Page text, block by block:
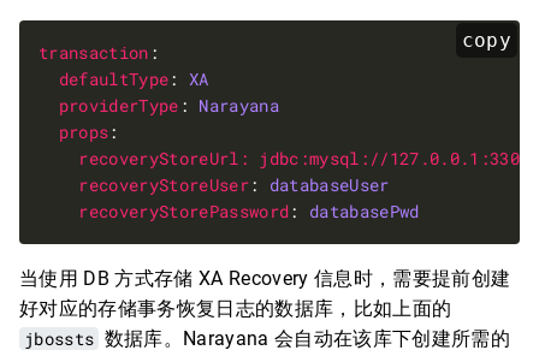
copy
transaction
defaultType: XA
providerType : Narayana
props
recoveryStoreUrl: jdbc:mysql://127.0.0.1:3306/
recoveryStoreUser: databaseUser
recoveryStorePassword: databasePwd
当使用 DB 方式存储 XA Recovery 信息时，需要提前创建
好对应的存储事务恢复日志的数据库，比如上面的
jbossts 数据库。Narayana 会自动在该库下创建所需的